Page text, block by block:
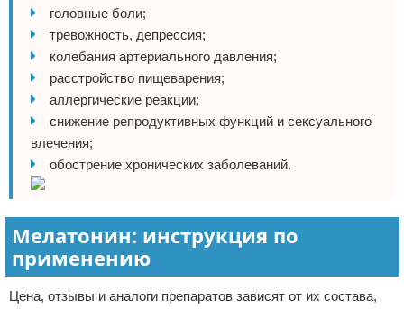
головные боли;
тревожность, депрессия;
колебания артериального давления;
расстройство пищеварения;
аллергические реакции;
снижение репродуктивных функций и сексуального
влечения;
обострение хронических заболеваний.
Мелатонин: инструкция по
применению
Цена, отзывы и аналоги препаратов зависят от их состава,